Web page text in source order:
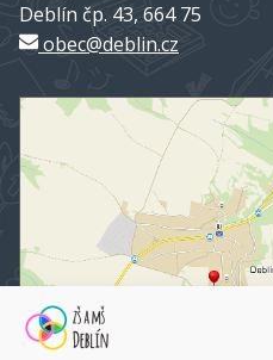
Deblín čp. 43, 664 75
obec@deblin.cz